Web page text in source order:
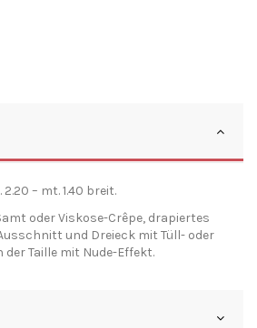
– mt. 1.40 breit.
oder Viskose-Crêpe, drapiertes
und Dreieck mit Tüll- oder
Taille mit Nude-Effekt.